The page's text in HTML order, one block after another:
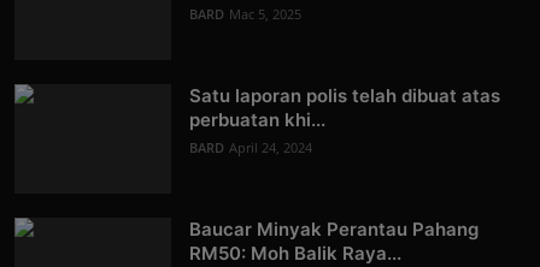
BARD Mac 5, 2025
Satu laporan polis telah dibuat atas
perbuatan khi...
BARD April 24, 2024
Baucar Minyak Perantau Pahang
RM50: Moh Balik Raya...